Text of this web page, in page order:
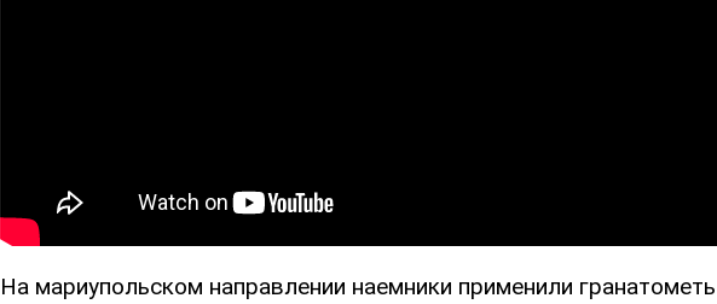
На мариупольском направлении наемники применили